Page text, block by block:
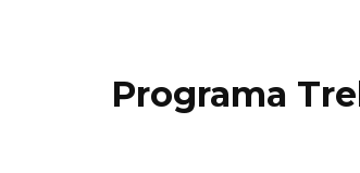
Programa